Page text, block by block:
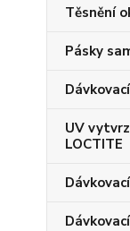
Těsnění
Pásky
UV
LOCTITE